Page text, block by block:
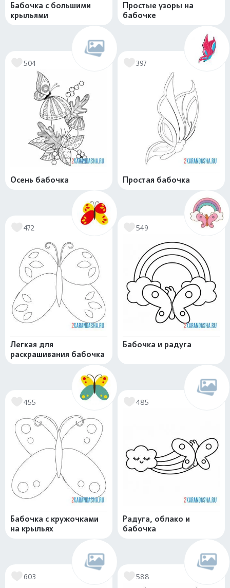
Бабочка с большими
крыльями
Простые узоры на
бабочке
504
Осень бабочка
397
Простая бабочка
472
Легкая для
раскрашивания бабочка
549
Бабочка и радуга
455
Бабочка с кружочками
на крыльях
485
Радуга, облако и
бабочка
603 588